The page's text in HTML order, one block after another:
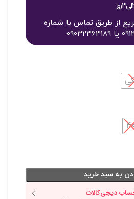
از طریق تماس با شماره
به سبد خرید